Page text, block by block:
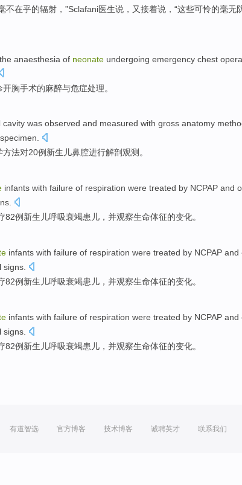
不在乎的辐射 ，”Sclafani医生说 ，又接着说，“这些可怜的毫无
the anaesthesia of neonate undergoing emergency chest
开胸手术的麻醉与危症处理。
cavity was observed and measured with gross anatomy
方法对20例新生儿鼻腔进行解剖观测 。
infants with failure of respiration were treated by NCPAP and
82例 新生儿呼吸衰竭患儿 ， 并观察生命体征的变化。
infants with failure of respiration were treated by NCPAP and
signs
82例 新生儿呼吸衰竭患儿 ， 并观察生命体征的变化。
infants with failure of respiration were treated by NCPAP and
signs
82例 新生儿呼吸衰竭患儿 ， 并观察生命体征的变化。
有道智选 官方博客 技术博客 诚聘英才 联系我们